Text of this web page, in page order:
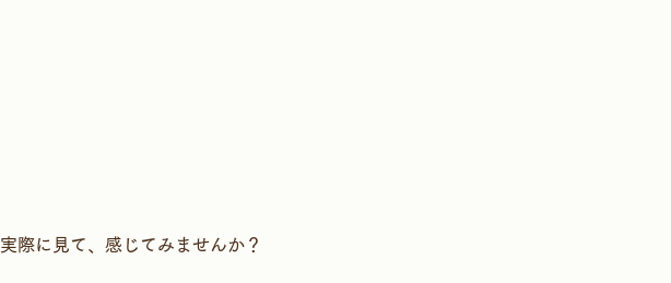
実際に見て、感じてみませんか？